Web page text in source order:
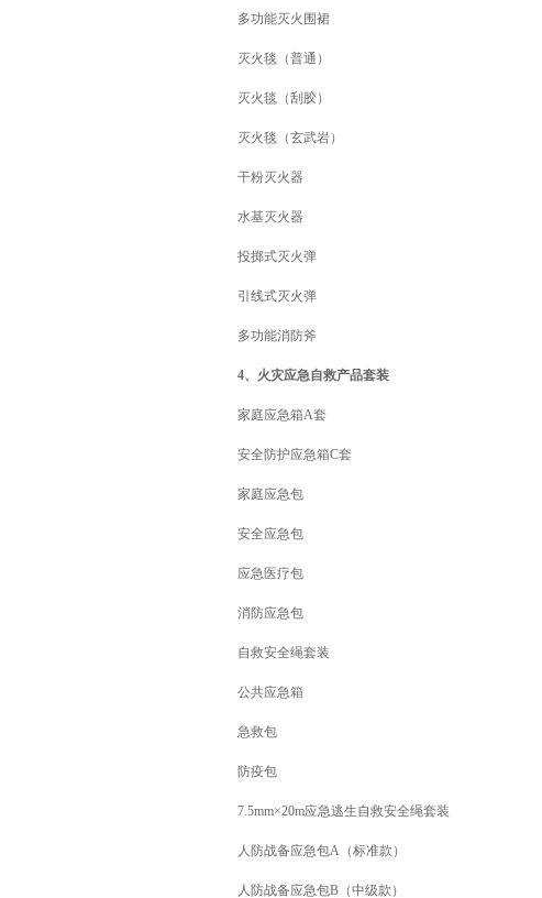
多功能灭火围裙
灭火毯（普通）
灭火毯（刮胶）
灭火毯（玄武岩）
干粉灭火器
水基灭火器
投掷式灭火弹
引线式灭火弹
多功能消防斧
4、火灾应急自救产品套装
家庭应急箱A套
安全防护应急箱C套
家庭应急包
安全应急包
应急医疗包
消防应急包
自救安全绳套装
公共应急箱
急救包
防疫包
7.5mm×20m应急逃生自救安全绳套装
人防战备应急包A（标准款）
人防战备应急包B（中级款）